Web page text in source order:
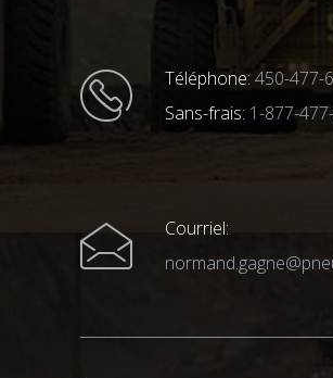
Téléphone: 450-477-
Sans-frais: 1-877-
Courriel: